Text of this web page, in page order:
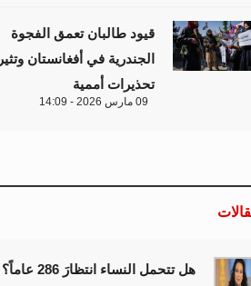
قيود طالبان تعمق الفجوة
الجندرية في أفغانستان وتثير
تحذيرات أممية
09 مارس 2026 - 14:09
هل تتحمل النساء انتظارَ 286 عاماً؟